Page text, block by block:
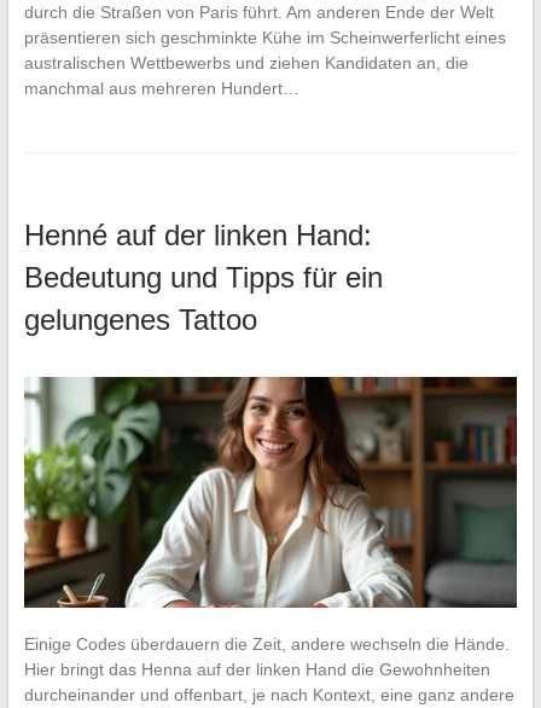
durch die Straßen von Paris führt. Am anderen Ende der Welt
präsentieren sich geschminkte Kühe im Scheinwerferlicht eines
australischen Wettbewerbs und ziehen Kandidaten an, die
manchmal aus mehreren Hundert…
Henné auf der linken Hand:
Bedeutung und Tipps für ein
gelungenes Tattoo
Einige Codes überdauern die Zeit, andere wechseln die Hände.
Hier bringt das Henna auf der linken Hand die Gewohnheiten
durcheinander und offenbart, je nach Kontext, eine ganz andere